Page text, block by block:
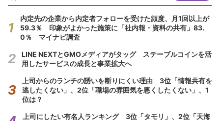
内定先の企業から内定者フォローを受けた頻度、月1回以上が
59.3％ 印象がよかった施策に「社内報・資料の共有」83.
0％ マイナビ調査
LINE NEXTとGMOメディアがタッグ ステーブルコインを活
用したサービスの成長と事業拡大へ
上司からのランチの誘いを断りにくい理由 3位「情報共有を
逃したくない」、2位「職場の雰囲気を悪くしたくない」、1
位は？
上司にしたい有名人ランキング 3位「タモリ」、2位「天海